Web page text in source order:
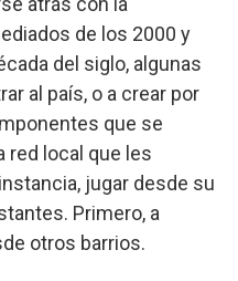
de los 2000 y
del siglo, algunas
al país, o a crear por
que se
red local que les
jugar desde su
Primero, a
otros barrios.